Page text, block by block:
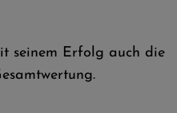
seinem Erfolg auch die